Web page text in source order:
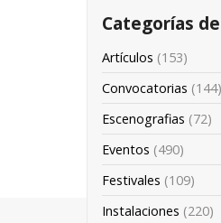
Categorías
Artículos (153)
Convocatorias (144)
Escenografias (72)
Eventos (490)
Festivales (109)
Instalaciones (220)